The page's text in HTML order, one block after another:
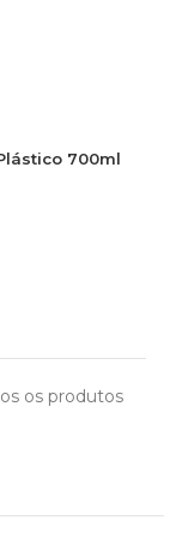
700ml
os produtos